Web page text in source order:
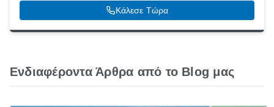
54625
Κάλεσε Τώρα
Ενδιαφέροντα Άρθρα από το Blog μας